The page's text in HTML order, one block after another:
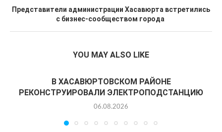
Представители администрации Хасавюрта встретились
с бизнес-сообществом города
YOU MAY ALSO LIKE
В ХАСАВЮРТОВСКОМ РАЙОНЕ
РЕКОНСТРУИРОВАЛИ ЭЛЕКТРОПОДСТАНЦИЮ
06.08.2026